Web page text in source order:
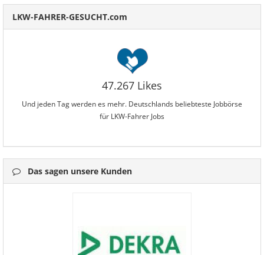
LKW-FAHRER-GESUCHT.com
47.267 Likes
Und jeden Tag werden es mehr. Deutschlands beliebteste Jobbörse
für LKW-Fahrer Jobs
Das sagen unsere Kunden